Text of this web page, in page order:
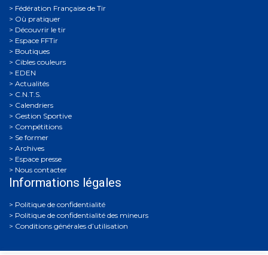
Où pratiquer
Découvrir le tir
Espace FFTir
Boutiques
Cibles couleurs
EDEN
Actualités
C.N.T.S.
Calendriers
Gestion Sportive
Compétitions
Se former
Archives
Espace presse
Nous contacter
Informations légales
Politique de confidentialité
Politique de confidentialité des mineurs
Conditions générales d’utilisation